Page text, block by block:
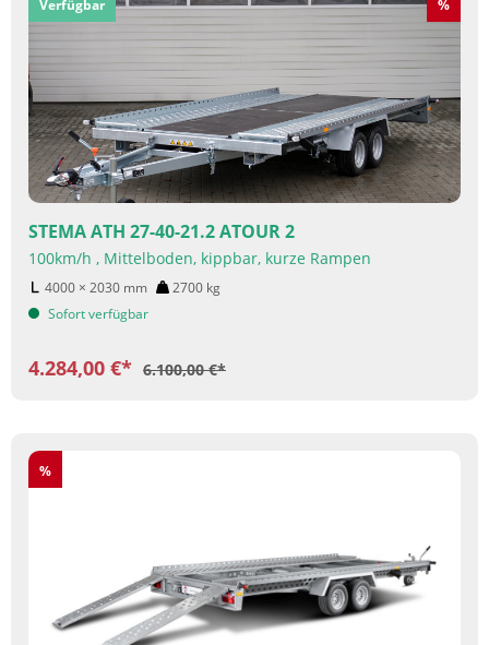
Verfügbar Rabatt
%
STEMA ATH 27-40-21.2 ATOUR 2
100km/h , Mittelboden, kippbar, kurze Rampen
4000 × 2030 mm 2700 kg
Sofort verfügbar
4.284,00 €* 6.100,00 €*
Rabatt
%